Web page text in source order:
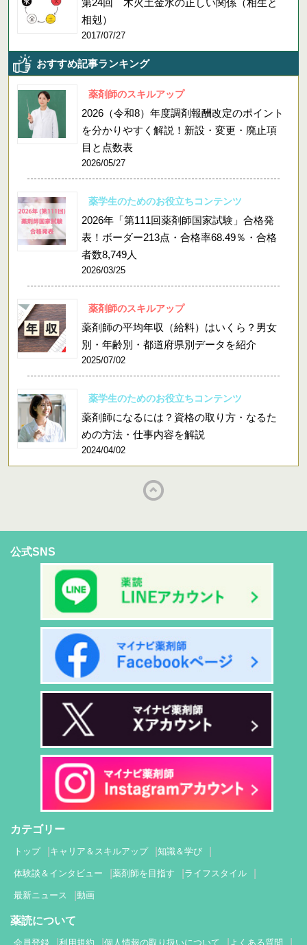
相剋）
2017/07/27
おすすめ記事ランキング
薬剤師のスキルアップ
2026（令和8）年度調剤報酬改定のポイント
を分かりやすく解説！新設・変更・廃止項
目と点数表
2026/05/27
薬学生のためのお役立ちコンテンツ
2026年「第111回薬剤師国家試験」合格発
表！ボーダー213点・合格率68.49％・合格
者数8,749人
2026/03/25
薬剤師のスキルアップ
薬剤師の平均年収（給料）はいくら？男女
別・年齢別・都道府県別データを紹介
2025/07/02
薬学生のためのお役立ちコンテンツ
薬剤師になるには？資格の取り方・なるた
めの方法・仕事内容を解説
2024/04/02
公式SNS
カテゴリー
トップ キャリア＆スキルアップ 知識＆学び
体験談＆インタビュー 薬剤師を目指す ライフスタイル
最新ニュース 動画
薬読について
会員登録 利用規約 個人情報の取り扱いについて よくある質問